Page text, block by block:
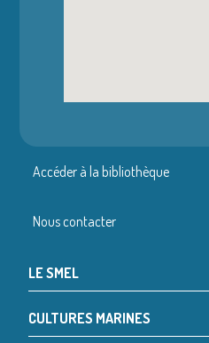
Accéder à la bibliothèque
Nous contacter
LE SMEL
CULTURES MARINES